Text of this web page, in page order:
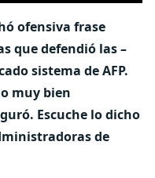
ofensiva frase
que defendió las –
sistema de AFP.
muy bien
Escuche lo dicho
de